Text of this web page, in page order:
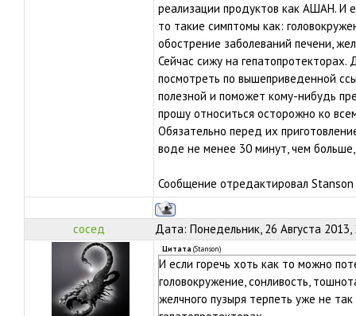
реализации продуктов как АШАН. И
то такие симптомы как:
обострение заболеваний печени,
Сейчас сижу на
посмотреть по вышеприведенной
полезной и поможет кому-нибудь
прошу относиться осторожно ко
Обязательно перед их
воде не менее 30 минут, чем
Сообщение отредактировал Stanson
сосед Дата: Понедельник, 26 Августа
Цитата (Stanson)
И если горечь хоть как то можно
головокружение, сонливость,
желчного пузыря терпеть уже не